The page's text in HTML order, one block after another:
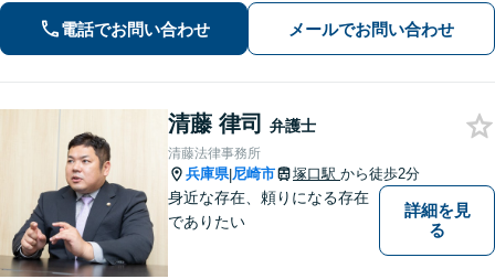
さい【夜間・休日面談可】【完全個
室】【阪急塚口駅２分】
電話でお問い合わせ メールでお問い合わせ
清藤 律司 弁護士
清藤法律事務所
兵庫県|尼崎市 塚口駅 から徒歩2分
身近な存在、頼りになる存在
でありたい
詳細を見
る